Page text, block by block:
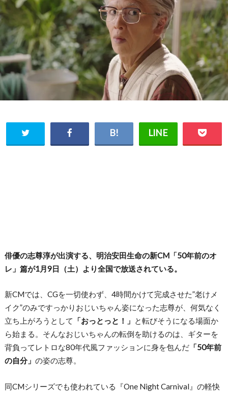
俳優の志尊淳が出演する、明治安田生命の新CM「50年前のオ
レ」篇が1月9日（土）より全国で放送されている。
新CMでは、CGを一切使わず、4時間かけて完成させた”老けメ
イク”のみですっかりおじいちゃん姿になった志尊が、何気なく
立ち上がろうとして
「おっとっと！」 と転びそうになる場面か
ら始まる。そんなおじいちゃんの転倒を助けるのは、ギターを
背負ってレトロな80年代風ファッションに身を包んだ「50年前
の自分」 の姿の志尊。
同CMシリーズでも使われている『One Night Carnival』の軽快